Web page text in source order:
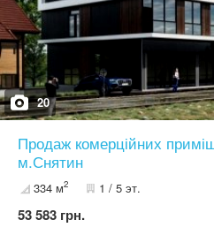
20
Продаж комерційних
м.Снятин
334 м2 1 / 5 эт.
53 583 грн.